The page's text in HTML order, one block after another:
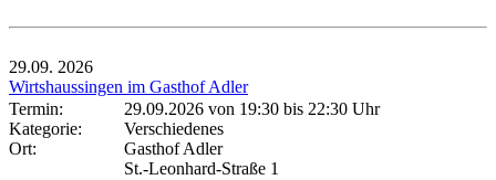
29.09. 2026
Wirtshaussingen im Gasthof Adler
Termin:
29.09.2026 von 19:30 bis 22:30 Uhr
Kategorie:
Verschiedenes
Ort:
Gasthof Adler
St.-Leonhard-Straße 1